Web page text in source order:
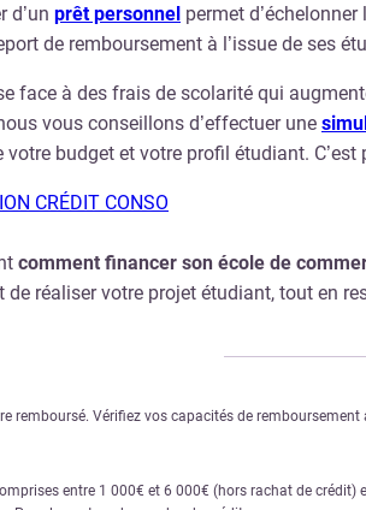
d’un prêt personnel permet
de remboursement à l’issue de ses
face à des frais de scolarité qui
vous conseillons d’effectuer une
votre budget et votre profil étudiant. C’est
CRÉDIT CONSO
comment financer son école de
réaliser votre projet étudiant, tout en
remboursé. Vérifiez vos capacités de remboursement
entre 1 000€ et 6 000€ (hors rachat de